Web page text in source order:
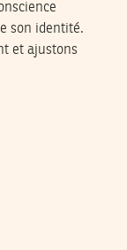
son identité.
et ajustons